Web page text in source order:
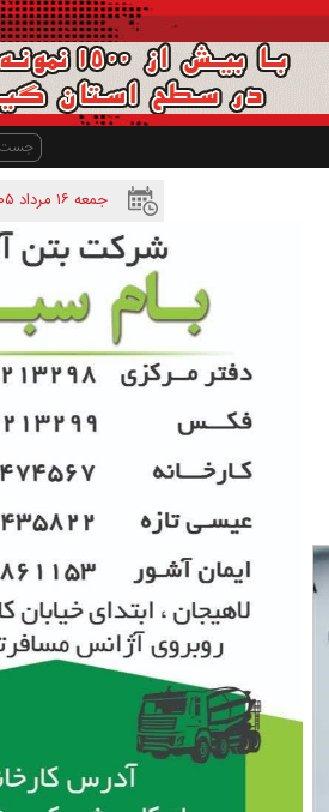
جمعه ۱۶ مرداد ۱۴۰۵ - ساعت